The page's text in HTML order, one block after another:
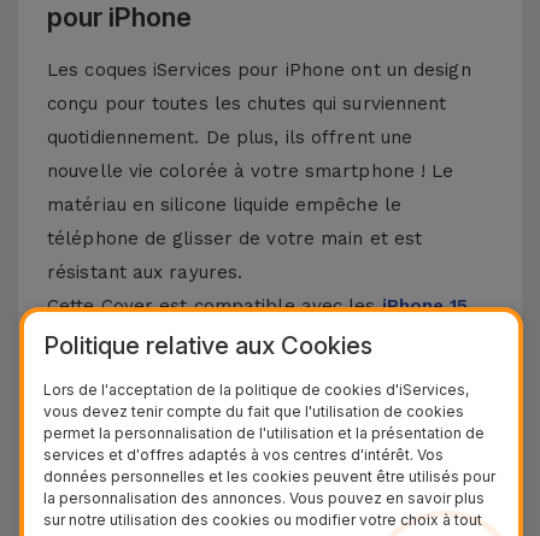
pour iPhone
Les coques iServices pour iPhone ont un design
conçu pour toutes les chutes qui surviennent
quotidiennement. De plus, ils offrent une
nouvelle vie colorée à votre smartphone ! Le
matériau en silicone liquide empêche le
téléphone de glisser de votre main et est
résistant aux rayures.
Cette Cover est compatible avec lesiPhone 15,
14, 13, 12, entre autres, ainsi qu'avec le modèle le
Protection à 3 couches avec coques en
silicone
Nos coques en silicone pour iPhone ont une
Politique relative aux Cookies
Lors de l'acceptation de la politique de cookies d'iServices,
vous devez tenir compte du fait que l'utilisation de cookies
permet la personnalisation de l'utilisation et la présentation de
services et d'offres adaptés à vos centres d'intérêt. Vos
données personnelles et les cookies peuvent être utilisés pour
la personnalisation des annonces. Vous pouvez en savoir plus
sur notre utilisation des cookies ou modifier votre choix à tout